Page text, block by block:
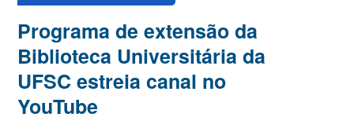
Programa de extensão da
Biblioteca Universitária da
UFSC estreia canal no
YouTube